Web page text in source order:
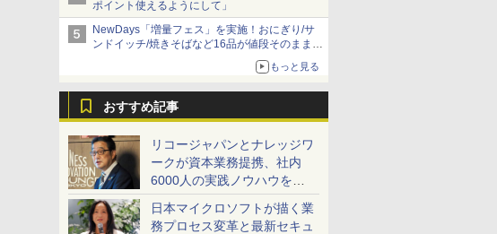
ポイント使えるようにして」
NewDays「増量フェス」を実施！おにぎり/サ
ンドイッチ/焼きそばなど16品が値段そのままで
もっと見る
おすすめ記事
リコージャパンとナレッジワ
ークが資本業務提携、社内
6000人の実践ノウハウを生
かした「AI商談記録 for
RICOH」を展開へ
日本マイクロソフトが描く業
務プロセス変革と最新セキュ